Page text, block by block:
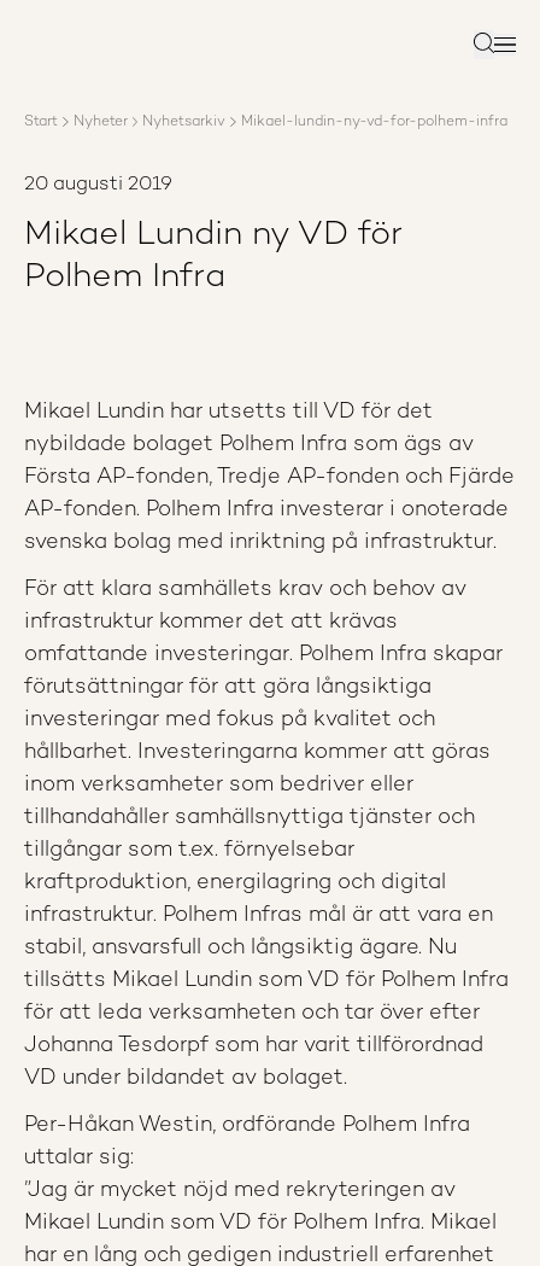
Rapporter
Kontakta AP3
Sök
Start Nyheter Nyhetsarkiv Mikael-lundin-ny-vd-for-polhem-infra
20 augusti 2019
Mikael Lundin ny VD för
Polhem Infra
Mikael Lundin har utsetts till VD för det
nybildade bolaget Polhem Infra som ägs av
Första AP-fonden, Tredje AP-fonden och Fjärde
AP-fonden. Polhem Infra investerar i onoterade
svenska bolag med inriktning på infrastruktur.
För att klara samhällets krav och behov av
infrastruktur kommer det att krävas
omfattande investeringar. Polhem Infra skapar
förutsättningar för att göra långsiktiga
investeringar med fokus på kvalitet och
hållbarhet. Investeringarna kommer att göras
inom verksamheter som bedriver eller
tillhandahåller samhällsnyttiga tjänster och
tillgångar som t.ex. förnyelsebar
kraftproduktion, energilagring och digital
infrastruktur. Polhem Infras mål är att vara en
stabil, ansvarsfull och långsiktig ägare. Nu
tillsätts Mikael Lundin som VD för Polhem Infra
för att leda verksamheten och tar över efter
Johanna Tesdorpf som har varit tillförordnad
VD under bildandet av bolaget.
Per-Håkan Westin, ordförande Polhem Infra
uttalar sig:
”Jag är mycket nöjd med rekryteringen av
Mikael Lundin som VD för Polhem Infra. Mikael
har en lång och gedigen industriell erfarenhet